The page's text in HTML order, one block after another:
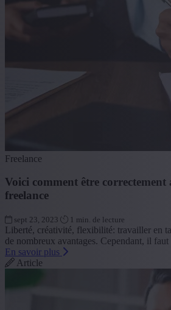
Freelance
Voici comment être correctement
freelance
sept 23, 2023 1 min. de lecture
Liberté, créativité, flexibilité: travailler en
de nombreux avantages. Cependant, il faut
En savoir plus
Article